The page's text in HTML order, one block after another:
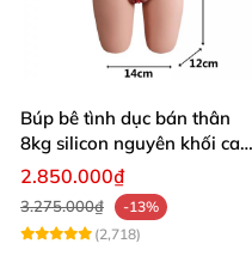
Búp bê tình dục bán thân
8kg silicon nguyên khối cao
cấp
2.850.000₫
3.275.000₫
-13%
(2,718)